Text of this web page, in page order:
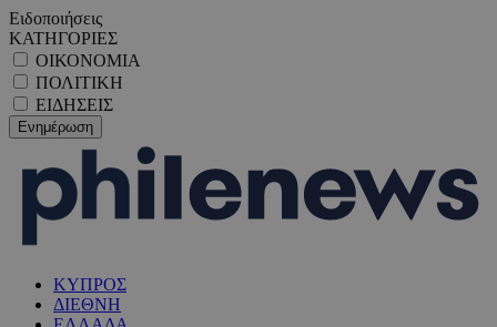
Ειδοποιήσεις
ΚΑΤΗΓΟΡΙΕΣ
ΟΙΚΟΝΟΜΙΑ
ΠΟΛΙΤΙΚΗ
ΕΙΔΗΣΕΙΣ
ΚΥΠΡΟΣ
ΔΙΕΘΝΗ